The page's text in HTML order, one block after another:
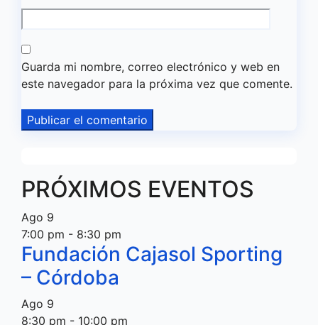
Guarda mi nombre, correo electrónico y web en
este navegador para la próxima vez que comente.
PRÓXIMOS EVENTOS
Ago 9
7:00 pm - 8:30 pm
Fundación Cajasol Sporting
– Córdoba
Ago 9
8:30 pm - 10:00 pm